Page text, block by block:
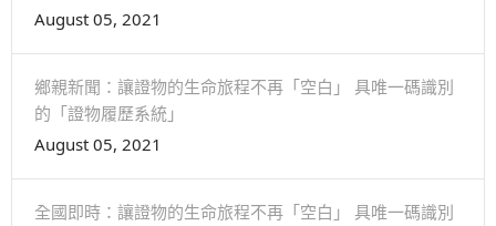
August 05, 2021
鄉親新聞：讓證物的生命旅程不再「空白」 具唯一碼識別
的「證物履歷系統」
August 05, 2021
全國即時：讓證物的生命旅程不再「空白」 具唯一碼識別